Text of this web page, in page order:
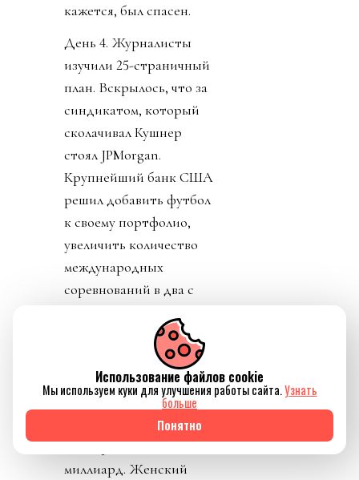
кажется, был спасен.
День 4. Журналисты
изучили 25-страничный
план. Вскрылось, что за
синдикатом, который
сколачивал Кушнер
стоял JPMorgan.
Крупнейший банк США
решил добавить футбол
к своему портфолио,
увеличить количество
международных
соревнований в два с
450). Финансисты сочли
недомонетизированным.
Прибыль FIFA - около
$3.6 миллиарда в год, а
NFL приносит аж $21
миллиард. Женский
Использование файлов cookie
Мы используем куки для улучшения работы сайта.Узнать
больше
Понятно